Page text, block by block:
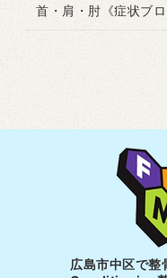
首・肩・肘《症状ブロ
広島市中区で整